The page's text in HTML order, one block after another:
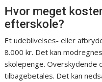
Hvor meget
efterskole?
Et udeblivelses- eller
8.000 kr. Det kan
skolepenge. Overskydende
tilbagebetales. Det kan